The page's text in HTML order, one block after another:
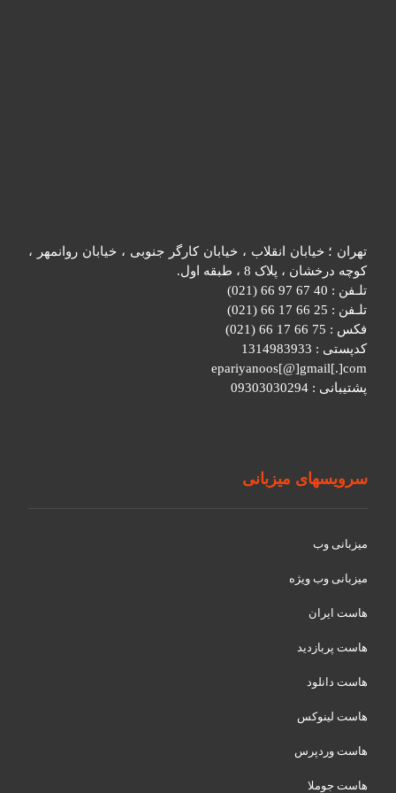
تهران ؛ خیابان انقلاب ، خیابان کارگر جنوبی ، خیابان روانمهر ،
کوچه درخشان ، پلاک 8 ، طبقه اول.
تلـفن : 40 67 97 66 (021)
تلـفن : 25 66 17 66 (021)
فکس : 75 66 17 66 (021)
کدپستی : 1314983933
epariyanoos[@]gmail[.]com
پشتیبانی : 09303030294
سرویسهای میزبانی
میزبانی وب
میزبانی وب ویژه
هاست ایران
هاست پربازدید
هاست دانلود
هاست لینوکس
هاست وردپرس
هاست جوملا